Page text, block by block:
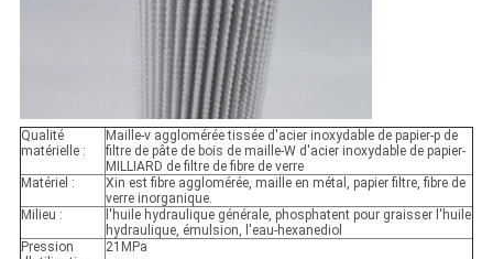
Qualité
matérielle :
Maille-v agglomérée tissée d'acier inoxydable de papier-p de
filtre de pâte de bois de maille-W d'acier inoxydable de papier-
MILLIARD de filtre de fibre de verre
Matériel :
Xin est fibre agglomérée, maille en métal, papier filtre, fibre de
verre inorganique.
Milieu :
l'huile hydraulique générale, phosphatent pour graisser l'huile
hydraulique, émulsion, l'eau-hexanediol
Pression
21MPa